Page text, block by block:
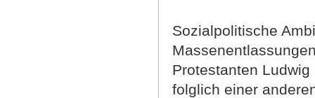
Sozialpolitische
Protestanten
folglich einer